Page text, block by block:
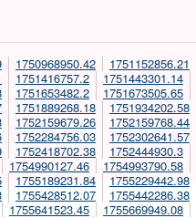
1750968950.42 1751152856.21
1751416757.2 1751443301.14
1751653482.2 1751673505.65
1751889268.18 1751934202.58
1752159679.26 1752159768.44
1752284756.03 1752302641.57
1752418702.38 1752444930.3
1754990127.46 1754993790.58
1755189231.84 1755229442.98
1755428512.07 1755442286.38
1755641523.45 1755669949.08